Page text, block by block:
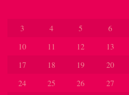
3
4 5 6
10
11 12 13
17
18 19 20
24
25 26 27